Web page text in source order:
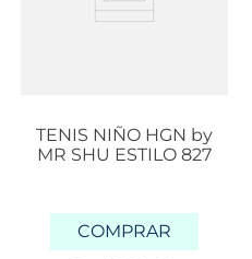
TENIS NIÑO HGN by
MR SHU ESTILO 827
COMPRAR